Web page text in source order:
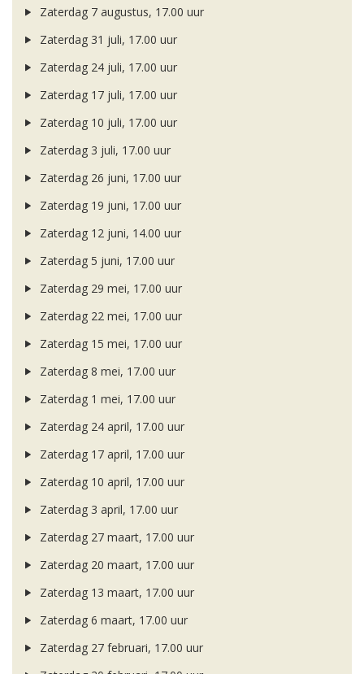
Zaterdag 7 augustus, 17.00 uur
Zaterdag 31 juli, 17.00 uur
Zaterdag 24 juli, 17.00 uur
Zaterdag 17 juli, 17.00 uur
Zaterdag 10 juli, 17.00 uur
Zaterdag 3 juli, 17.00 uur
Zaterdag 26 juni, 17.00 uur
Zaterdag 19 juni, 17.00 uur
Zaterdag 12 juni, 14.00 uur
Zaterdag 5 juni, 17.00 uur
Zaterdag 29 mei, 17.00 uur
Zaterdag 22 mei, 17.00 uur
Zaterdag 15 mei, 17.00 uur
Zaterdag 8 mei, 17.00 uur
Zaterdag 1 mei, 17.00 uur
Zaterdag 24 april, 17.00 uur
Zaterdag 17 april, 17.00 uur
Zaterdag 10 april, 17.00 uur
Zaterdag 3 april, 17.00 uur
Zaterdag 27 maart, 17.00 uur
Zaterdag 20 maart, 17.00 uur
Zaterdag 13 maart, 17.00 uur
Zaterdag 6 maart, 17.00 uur
Zaterdag 27 februari, 17.00 uur